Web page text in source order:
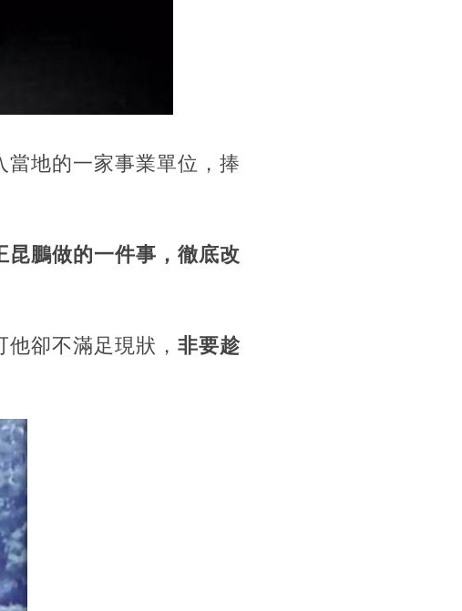
地的一家事業單位，捧
鵬做的一件事，徹底改
卻不滿足現狀， 非要趁